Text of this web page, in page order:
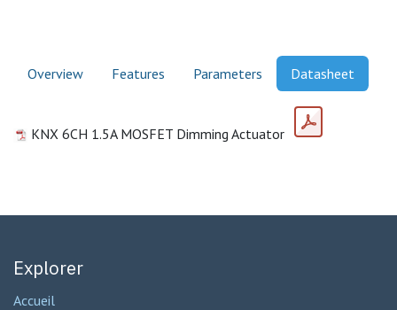
Overview Features Parameters Datasheet
KNX 6CH 1.5A MOSFET Dimming Actuator
Explorer
Accueil